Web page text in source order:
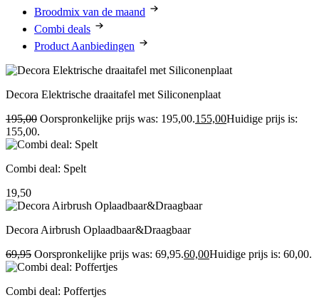
Broodmix van de maand
Combi deals
Product Aanbiedingen
Decora Elektrische draaitafel met Siliconenplaat
195,00 Oorspronkelijke prijs was: 195,00.155,00Huidige prijs is:
155,00.
Combi deal: Spelt
19,50
Decora Airbrush Oplaadbaar&Draagbaar
69,95 Oorspronkelijke prijs was: 69,95.60,00Huidige prijs is: 60,00.
Combi deal: Poffertjes